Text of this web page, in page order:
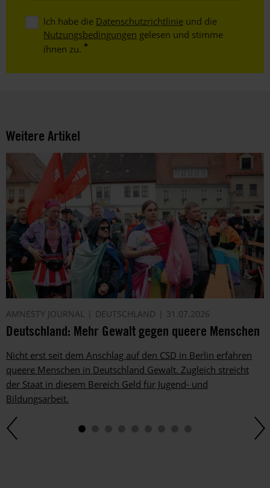
Ich habe die Datenschutzrichtlinie und die
Nutzungsbedingungen gelesen und stimme
ihnen zu.
Weitere Artikel
AMNESTY JOURNAL DEUTSCHLAND 31.07.2026
Deutschland: Mehr Gewalt gegen queere Menschen
Nicht erst seit dem Anschlag auf den CSD in Berlin erfahren
queere Menschen in Deutschland Gewalt. Zugleich streicht
der Staat in diesem Bereich Geld für Jugend- und
Bildungsarbeit.